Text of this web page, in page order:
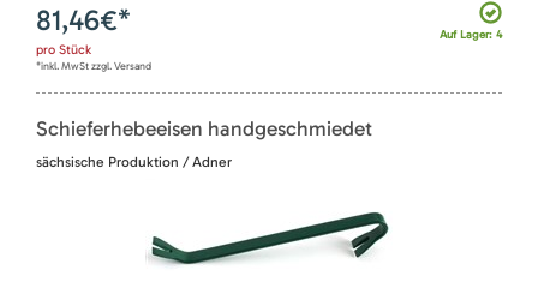
Auf Lager: 4
81,46€*
pro Stück
*inkl. MwSt zzgl. Versand
Schieferhebeeisen handgeschmiedet
sächsische Produktion / Adner